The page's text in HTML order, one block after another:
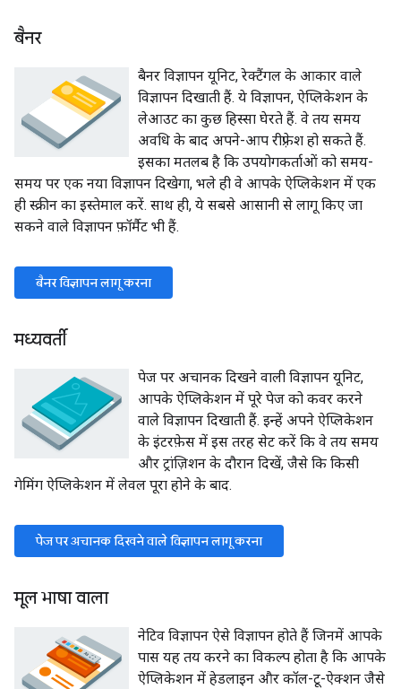
बैनर
बैनर विज्ञापन यूनिट, रेक्टैंगल के आकार वाले
विज्ञापन दिखाती हैं. ये विज्ञापन, ऐप्लिकेशन के
लेआउट का कुछ हिस्सा घेरते हैं. वे तय समय
अवधि के बाद अपने-आप रीफ़्रेश हो सकते हैं.
इसका मतलब है कि उपयोगकर्ताओं को समय-
समय पर एक नया विज्ञापन दिखेगा, भले ही वे आपके ऐप्लिकेशन में एक
ही स्क्रीन का इस्तेमाल करें. साथ ही, ये सबसे आसानी से लागू किए जा
सकने वाले विज्ञापन फ़ॉर्मैट भी हैं.
बैनर विज्ञापन लागू करना
मध्यवर्ती
पेज पर अचानक दिखने वाली विज्ञापन यूनिट,
आपके ऐप्लिकेशन में पूरे पेज को कवर करने
वाले विज्ञापन दिखाती हैं. इन्हें अपने ऐप्लिकेशन
के इंटरफ़ेस में इस तरह सेट करें कि वे तय समय
और ट्रांज़िशन के दौरान दिखें, जैसे कि किसी
गेमिंग ऐप्लिकेशन में लेवल पूरा होने के बाद.
पेज पर अचानक दिखने वाले विज्ञापन लागू करना
मूल भाषा वाला
नेटिव विज्ञापन ऐसे विज्ञापन होते हैं जिनमें आपके
पास यह तय करने का विकल्प होता है कि आपके
ऐप्लिकेशन में हेडलाइन और कॉल-टू-ऐक्शन जैसे